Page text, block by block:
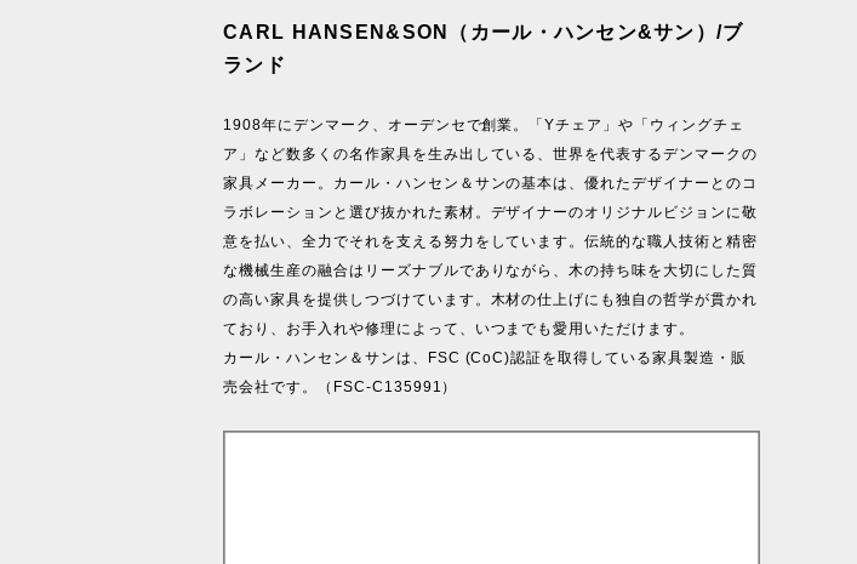
CARL HANSEN&SON（カール・ハンセン&サン）/ブ
ランド
1908年にデンマーク、オーデンセで創業。「Yチェア」や「ウィングチェ
ア」など数多くの名作家具を生み出している、世界を代表するデンマークの
家具メーカー。カール・ハンセン＆サンの基本は、優れたデザイナーとのコ
ラボレーションと選び抜かれた素材。デザイナーのオリジナルビジョンに敬
意を払い、全力でそれを支える努力をしています。伝統的な職人技術と精密
な機械生産の融合はリーズナブルでありながら、木の持ち味を大切にした質
の高い家具を提供しつづけています。木材の仕上げにも独自の哲学が貫かれ
ており、お手入れや修理によって、いつまでも愛用いただけます。
カール・ハンセン＆サンは、FSC (CoC)認証を取得している家具製造・販
売会社です。（FSC-C135991）